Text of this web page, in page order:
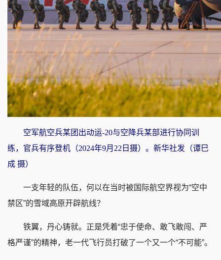
空军航空兵某团出动运-20与空降兵某部进行协同训
练，官兵有序登机（2024年9月22日摄）。新华社发（谭巳
成 摄）
一支年轻的队伍，何以在当时被国际航空界视为“空中
禁区”的雪域高原开辟航线？
铁翼，丹心铸就。正是凭着“忠于使命、敢飞敢闯、严
格严谨”的精神，老一代飞行员打破了一个又一个“不可能”。